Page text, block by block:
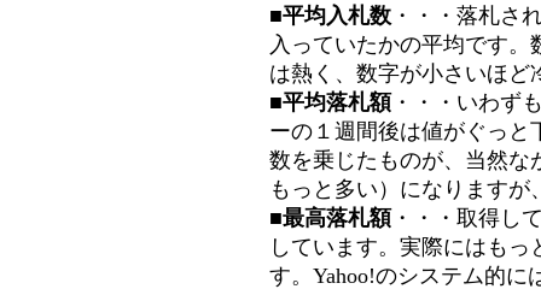
■平均入札数 ・・・落札さ
入っていたかの平均です
は熱く、数字が小さいほど
■平均落札額 ・・・いわず
ーの１週間後は値がぐっと
数を乗じたものが、当然な
もっと多い）になります
■最高落札額 ・・・取得し
しています。実際にはも
す。Yahoo!のシステム的に